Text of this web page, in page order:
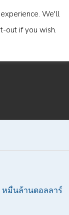
หมื่นล้านดอลลาร์
We'll
out if you wish.